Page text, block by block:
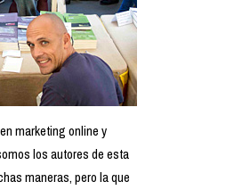
marketing online y
los autores de esta
maneras, pero la que